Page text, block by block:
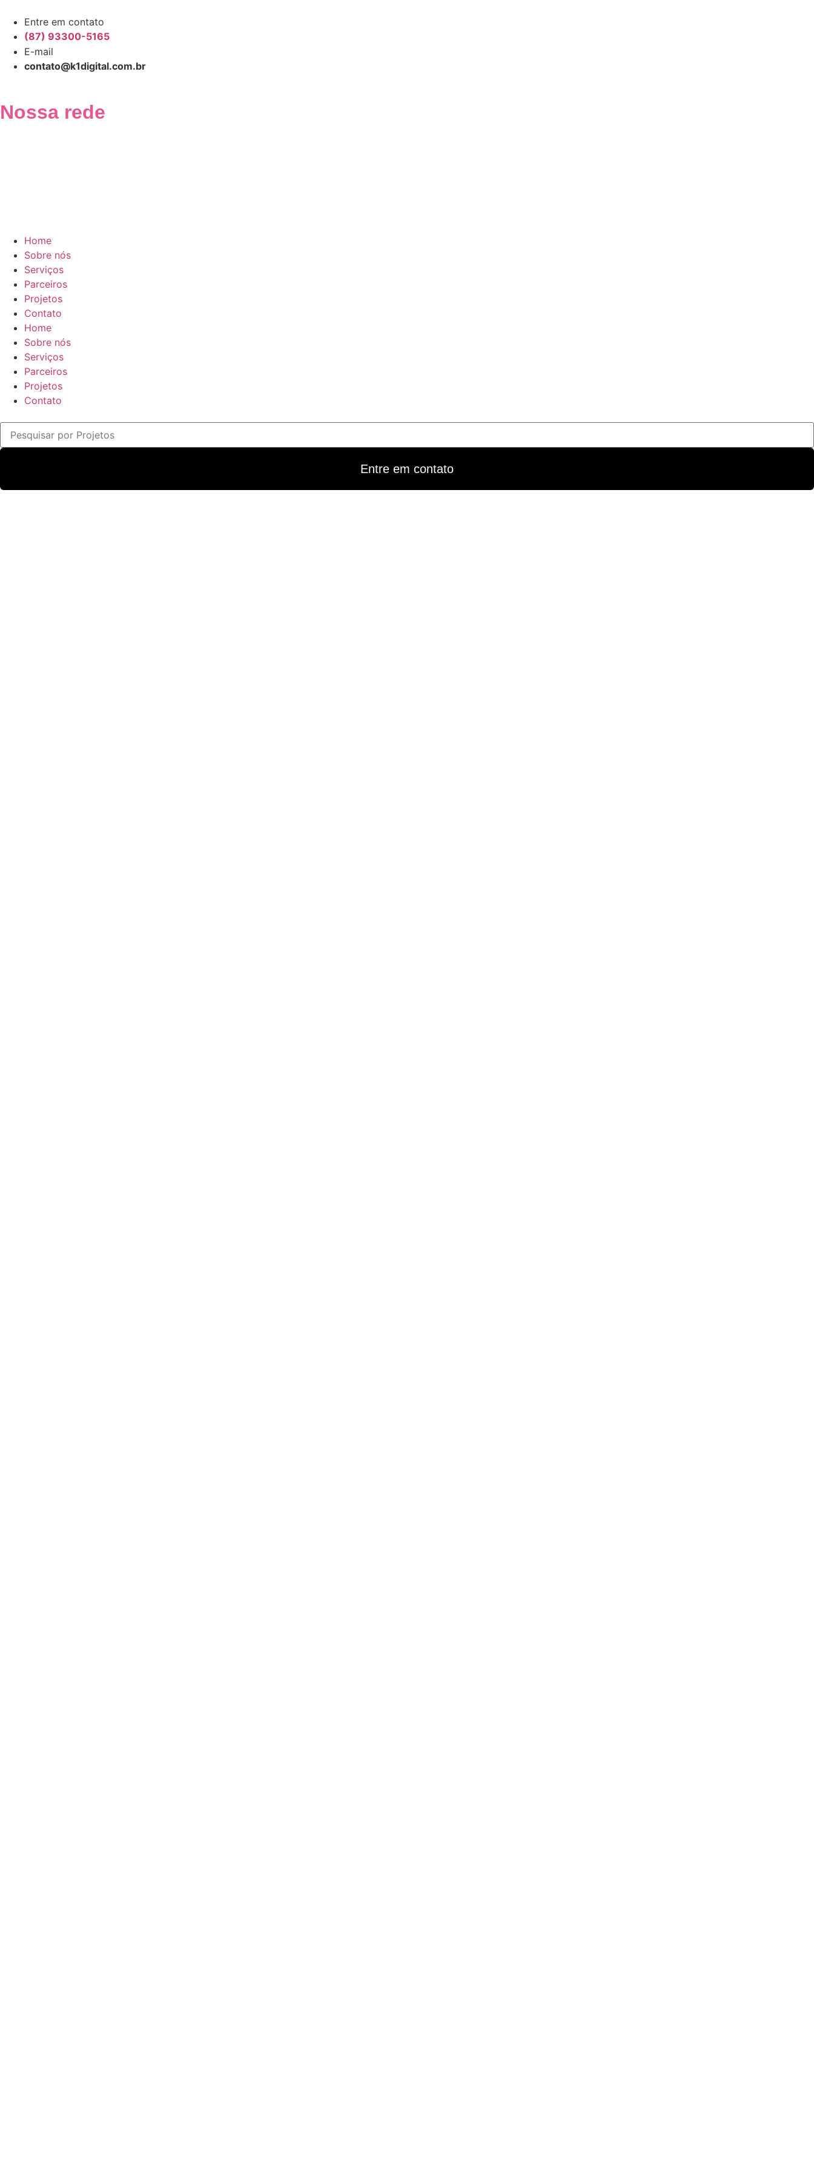
Entre em contato
(87) 93300-5165
E-mail
contato@k1digital.com.br
Nossa rede
Home
Sobre nós
Serviços
Parceiros
Projetos
Contato
Home
Sobre nós
Serviços
Parceiros
Projetos
Contato
Entre em contato